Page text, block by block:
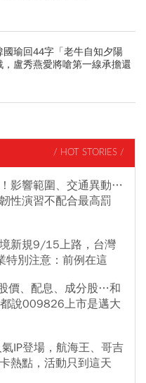
瑜回44字「老牛自知夕陽
盧秀燕愛將嗆第一線承擔還
/ HOT STORIES /
影響範圍、交通異動…
性演習不配合最高罰
新規9/15上路，台灣
特別注意：前例在這
價、配息、成分股…和
說009826上市是邁大
IP登場，航海王、哥吉
熱點，活動只到這天